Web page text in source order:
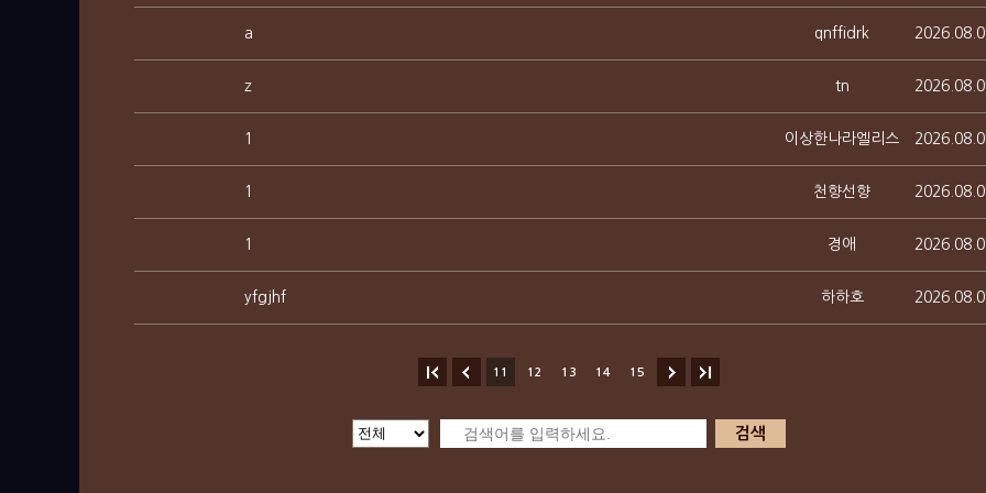
a qnffidrk
z tn
1 이상한나라엘리스
1 천향선향
1 경애
yfgjhf 하하호
11 12 13 14 15
검색